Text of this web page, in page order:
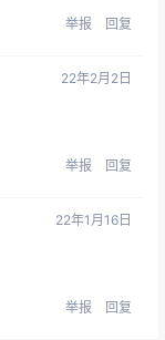
举报 回复
22年2月2日
举报 回复
22年1月16日
举报 回复